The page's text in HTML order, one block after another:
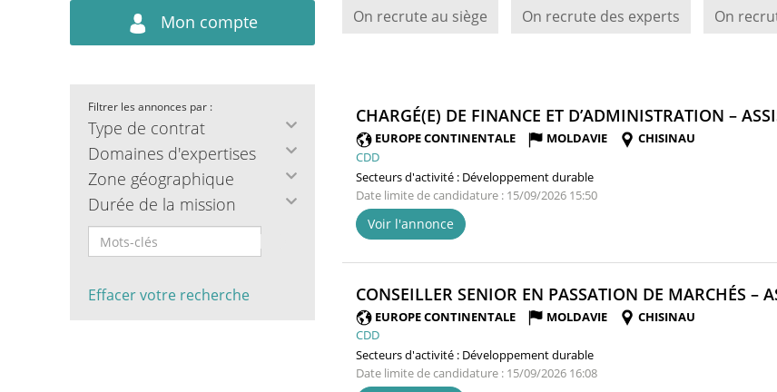
Mon compte On recrute au siège On recrute des experts On
Filtrer les annonces par :
Type de contrat
Domaines d'expertises
Zone géographique
Durée de la mission
Effacer votre recherche
CHARGÉ(E) DE FINANCE ET D’ADMINISTRATION –
EUROPE CONTINENTALE MOLDAVIE
CHISINAU
CDD
Secteurs d'activité : Développement durable
Date limite de candidature : 15/09/2026 15:50
Voir l'annonce
CONSEILLER SENIOR EN PASSATION DE MARCHÉS –
EUROPE CONTINENTALE MOLDAVIE
CHISINAU
CDD
Secteurs d'activité : Développement durable
Date limite de candidature : 15/09/2026 16:08